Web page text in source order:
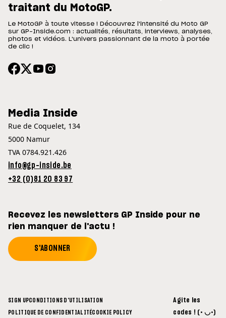
traitant du MotoGP.
Le MotoGP à toute vitesse ! Découvrez l'intensité du Moto GP
sur GP-Inside.com : actualités, résultats, interviews, analyses,
photos et vidéos. L'univers passionnant de la moto à portée
de clic !
Media Inside
Rue de Coquelet, 134
5000 Namur
TVA 0784.921.426
info@gp-inside.be
+32 (0)81 20 83 97
Recevez les newsletters GP Inside pour ne
rien manquer de l'actu !
S'ABONNER
SIGN UPCONDITIONS D'UTILISATION
POLITIQUE DE CONFIDENTIALITÉCOOKIE POLICY
Agite les
codes ! (• ◡•)